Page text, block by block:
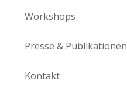
Workshops
Presse & Publikationen
Kontakt